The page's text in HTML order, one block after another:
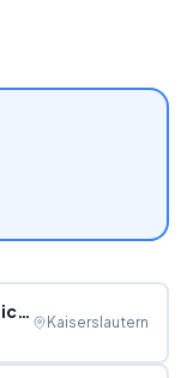
Gold- und Silberschmied/in (Fachrichtung) Goldschmieden
Kaiserslautern